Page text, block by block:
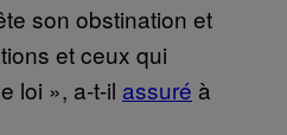
son obstination et
et ceux qui
loi », a-t-il assuré à